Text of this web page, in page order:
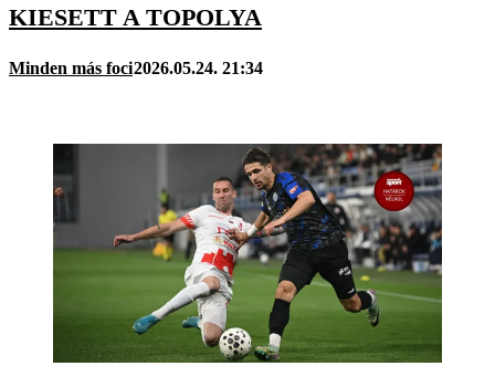
KIESETT A TOPOLYA
Minden más foci2026.05.24. 21:34